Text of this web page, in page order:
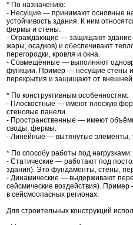
* По назначению:
- Несущие — принимают основные
устойчивость здания. К ним
фермы и стены.
- Ограждающие — защищают здание
жары, осадков) и обеспечивают
перегородки, кровля и окна.
- Совмещённые — выполняют
функции. Пример — несущие стены
перекрытия и защищают от
* По конструктивным особенностям:
- Плоскостные — имеют плоскую
стеновые панели.
- Пространственные — имеют
своды, фермы.
- Линейные — вытянутые элементы,
* По способу работы под нагрузками:
- Статические — работают под
здания). Это фундаменты, стены,
- Динамические — выдерживают
сейсмические воздействия).
в сейсмоопасных регионах.
Для строительных конструкций